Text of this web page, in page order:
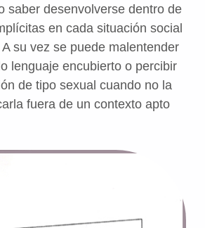
saber desenvolverse dentro de
en cada situación social
su vez se puede malentender
lenguaje encubierto o percibir
de tipo sexual cuando no la
fuera de un contexto apto